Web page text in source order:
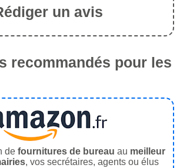
un avis
recommandés pour les
de fournitures de bureau au meilleur
, vos secrétaires, agents ou élus